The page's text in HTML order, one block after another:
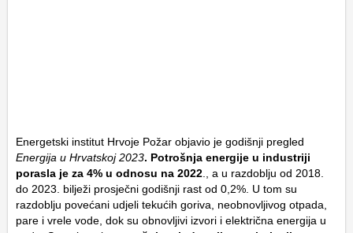
Energetski institut Hrvoje Požar objavio je godišnji pregled
Energija u Hrvatskoj 2023. Potrošnja energije u industriji
porasla je za 4% u odnosu na 2022 ., a u razdoblju od 2018.
do 2023. bilježi prosječni godišnji rast od 0,2%. U tom su
razdoblju povećani udjeli tekućih goriva, neobnovljivog otpada,
pare i vrele vode, dok su obnovljivi izvori i električna energija u